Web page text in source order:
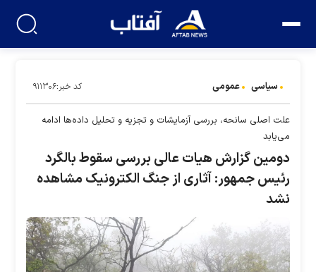
سیاسی عمومی کد خبر:۹۱۱۳۰۶
علت اصلی سانحه، بررسی آزمایشات و تجزیه و تحلیل داده‌ها ادامه
می‌یابد
دومین گزارش هیات عالی بررسی سقوط بالگرد
رئیس جمهور: آثاری از جنگ الکترونیک مشاهده
نشد